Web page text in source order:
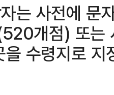
는 사전에 문
개점) 또는
수령지로